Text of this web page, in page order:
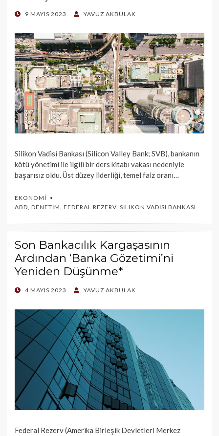
POSTED
9 MAYIS 2023 YAVUZ AKBULAK
Silikon Vadisi Bankası (Silicon Valley Bank; SVB), bankanın
kötü yönetimi ile ilgili bir ders kitabı vakası nedeniyle
başarısız oldu. Üst düzey liderliği, temel faiz oranı…
EKONOMI
ABD, DENETIM, FEDERAL REZERV, SILIKON VADISI BANKASI
Son Bankacılık Kargaşasının
Ardından ‘Banka Gözetimi’ni
Yeniden Düşünme*
POSTED
4 MAYIS 2023 YAVUZ AKBULAK
Federal Rezerv (Amerika Birleşik Devletleri Merkez